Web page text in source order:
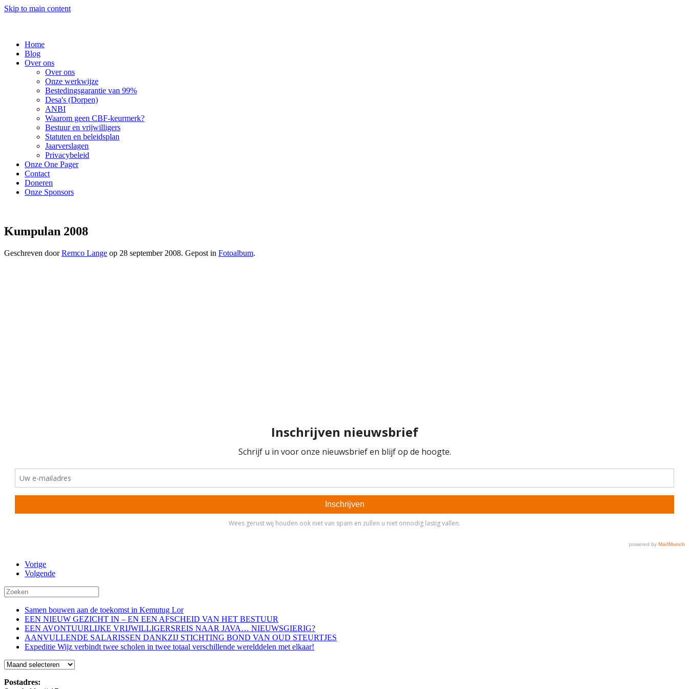
Skip to main content
Home
Blog
Over ons
Over ons
Onze werkwijze
Bestedingsgarantie van 99%
Desa's (Dorpen)
ANBI
Waarom geen CBF-keurmerk?
Bestuur en vrijwilligers
Statuten en beleidsplan
Jaarverslagen
Privacybeleid
Onze One Pager
Contact
Doneren
Onze Sponsors
Kumpulan 2008
Geschreven doorRemco Lange op 28 september 2008. Gepost in Fotoalbum.
Vorige
Volgende
Samen bouwen aan de toekomst in Kemutug Lor
EEN NIEUW GEZICHT IN – EN EEN AFSCHEID VAN HET BESTUUR
EEN AVONTUURLIJKE VRIJWILLIGERSREIS NAAR JAVA… NIEUWSGIERIG?
AANVULLENDE SALARISSEN DANKZIJ STICHTING BOND VAN OUD STEURTJES
Expeditie Wijz verbindt twee scholen in twee totaal verschillende werelddelen met elkaar!
Blog
Postadres: